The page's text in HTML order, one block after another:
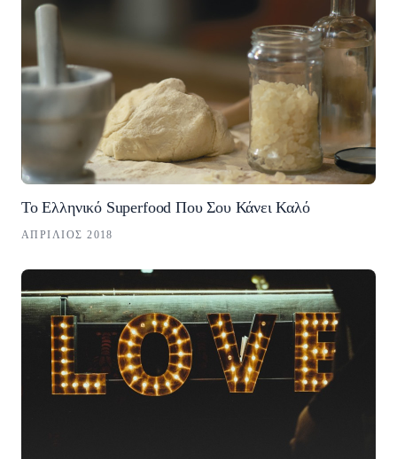
Το Ελληνικό Superfood Που Σου Κάνει Καλό
ΑΠΡΊΛΙΟΣ 2018